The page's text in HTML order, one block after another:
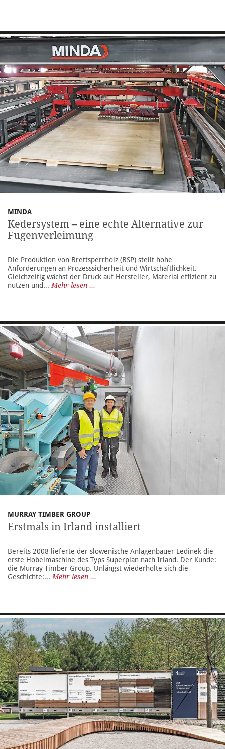
MINDA
Kedersystem – eine echte Alternative zur
Fugenverleimung
Die Produktion von Brettsperrholz (BSP) stellt hohe
Anforderungen an Prozesssicherheit und Wirtschaftlichkeit.
Gleichzeitig wächst der Druck auf Hersteller, Material effizient zu
nutzen und... Mehr lesen ...
MURRAY TIMBER GROUP
Erstmals in Irland installiert
Bereits 2008 lieferte der slowenische Anlagenbauer Ledinek die
erste Hobelmaschine des Typs Superplan nach Irland. Der Kunde:
die Murray Timber Group. Unlängst wiederholte sich die
Geschichte:... Mehr lesen ...